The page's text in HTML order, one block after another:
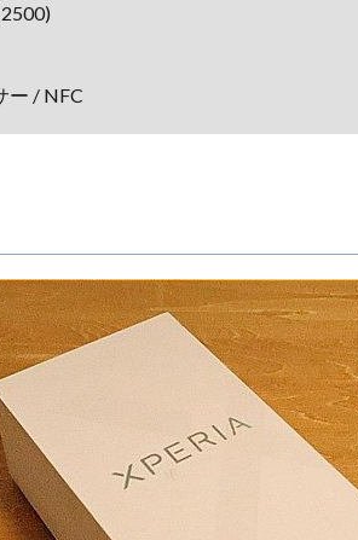
ー / NFC